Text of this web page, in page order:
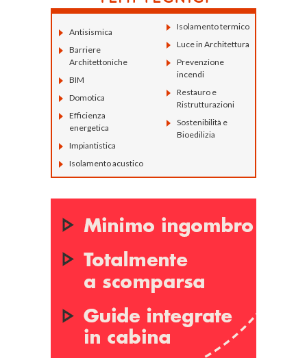
Antisismica
Barriere
Architettoniche
BIM
Domotica
Efficienza
energetica
Impiantistica
Isolamento acustico
Isolamento termico
Luce in Architettura
Prevenzione
incendi
Restauro e
Ristrutturazioni
Sostenibilità e
Bioedilizia